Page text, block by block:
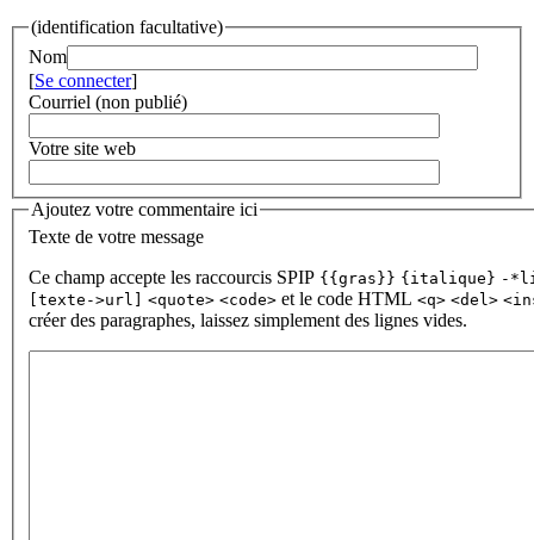
(identification facultative)
Nom
[Se connecter]
Courriel (non publié)
Votre site web
Ajoutez votre commentaire ici
Texte de votre message
Ce champ accepte les raccourcis SPIP {{gras}} {italique} -
[texte->url]
<quote> <code> et le code HTML <q> <del>
créer des paragraphes, laissez simplement des lignes vides.